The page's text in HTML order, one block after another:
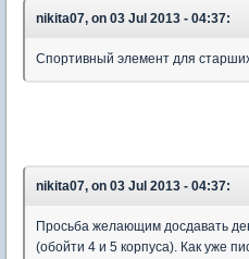
nikita07, on 03 Jul 2013 - 04:37:
Спортивный элемент для
nikita07, on 03 Jul 2013 - 04:37:
Просьба желающим досдавать
(обойти 4 и 5 корпуса). Как уже